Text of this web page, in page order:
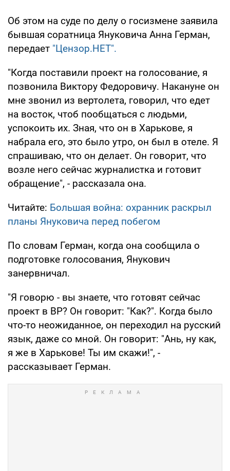
Об этом на суде по делу о госизмене заявила
бывшая соратница Януковича Анна Герман,
передает "Цензор.НЕТ".
"Когда поставили проект на голосование, я
позвонила Виктору Федоровичу. Накануне он
мне звонил из вертолета, говорил, что едет
на восток, чтоб пообщаться с людьми,
успокоить их. Зная, что он в Харькове, я
набрала его, это было утро, он был в отеле. Я
спрашиваю, что он делает. Он говорит, что
возле него сейчас журналистка и готовит
обращение", - рассказала она.
Читайте: Большая война: охранник раскрыл
планы Януковича перед побегом
По словам Герман, когда она сообщила о
подготовке голосования, Янукович
занервничал.
"Я говорю - вы знаете, что готовят сейчас
проект в ВР? Он говорит: "Как?". Когда было
что-то неожиданное, он переходил на русский
язык, даже со мной. Он говорит: "Ань, ну как,
я же в Харькове! Ты им скажи!", -
рассказывает Герман.